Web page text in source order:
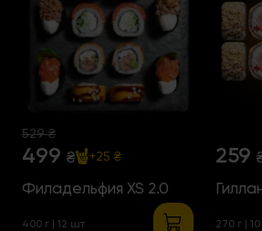
529 ₴
499 ₴ +25 ₴
Филадельфия XS 2.0
400 г | 12 шт
259
270 г |